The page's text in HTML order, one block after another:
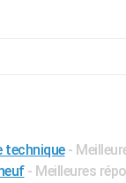
technique -
- Meilleures